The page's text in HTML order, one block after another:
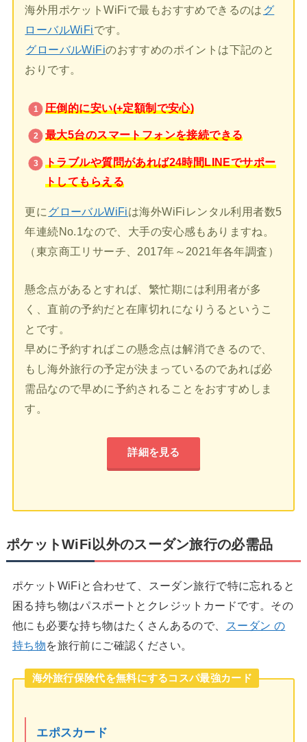
海外用ポケットWiFiで最もおすすめできるのは グ
ローバルWiFiです。
グローバルWiFiのおすすめのポイントは下記のと
おりです。
圧倒的に安い(+定額制で安心)
最大5台のスマートフォンを接続できる
トラブルや質問があれば24時間LINEでサポー
トしてもらえる
更に グローバルWiFiは海外WiFiレンタル利用者数5
年連続No.1なので、大手の安心感もありますね。
（東京商工リサーチ、2017年～2021年各年調査）
懸念点があるとすれば、繁忙期には利用者が多
く、直前の予約だと在庫切れになりうるというこ
とです。
早めに予約すればこの懸念点は解消できるので、
もし海外旅行の予定が決まっているのであれば必
需品なので早めに予約されることをおすすめしま
す。
詳細を見る
ポケットWiFi以外のスーダン旅行の必需品
ポケットWiFiと合わせて、スーダン旅行で特に忘れると
困る持ち物はパスポートとクレジットカードです。その
他にも必要な持ち物はたくさんあるので、
スーダン の
持ち物を旅行前にご確認ください。
海外旅行保険代を無料にするコスパ最強カード
エポスカード